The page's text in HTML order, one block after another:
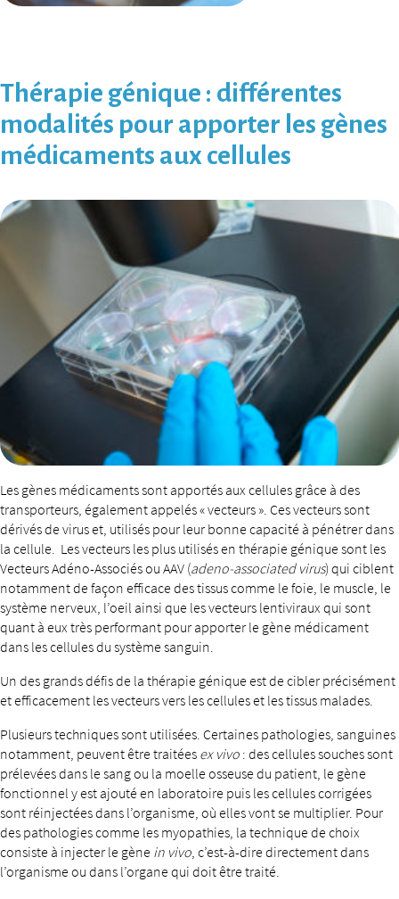
Thérapie génique : différentes
modalités pour apporter les gènes
médicaments aux cellules
Les gènes médicaments sont apportés aux cellules grâce à des
transporteurs, également appelés « vecteurs ». Ces vecteurs sont
dérivés de virus et, utilisés pour leur bonne capacité à pénétrer dans
la cellule. Les vecteurs les plus utilisés en thérapie génique sont les
Vecteurs Adéno-Associés ou AAV (adeno-associated virus) qui ciblent
notamment de façon efficace des tissus comme le foie, le muscle, le
système nerveux, l’oeil ainsi que les vecteurs lentiviraux qui sont
quant à eux très performant pour apporter le gène médicament
dans les cellules du système sanguin.
Un des grands défis de la thérapie génique est de cibler précisément
et efficacement les vecteurs vers les cellules et les tissus malades.
Plusieurs techniques sont utilisées. Certaines pathologies, sanguines
notamment, peuvent être traitées ex vivo : des cellules souches sont
prélevées dans le sang ou la moelle osseuse du patient, le gène
fonctionnel y est ajouté en laboratoire puis les cellules corrigées
sont réinjectées dans l’organisme, où elles vont se multiplier. Pour
des pathologies comme les myopathies, la technique de choix
consiste à injecter le gène in vivo, c’est-à-dire directement dans
l’organisme ou dans l’organe qui doit être traité.